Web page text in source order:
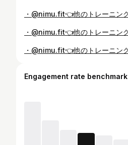
Engagement rate benchmark